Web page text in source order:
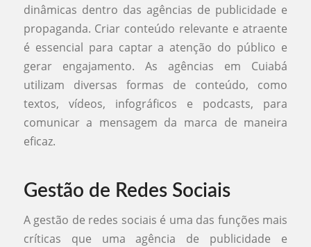
dinâmicas dentro das agências de publicidade e
propaganda. Criar conteúdo relevante e atraente
é essencial para captar a atenção do público e
gerar engajamento. As agências em Cuiabá
utilizam diversas formas de conteúdo, como
textos, vídeos, infográficos e podcasts, para
comunicar a mensagem da marca de maneira
eficaz.
Gestão de Redes Sociais
A gestão de redes sociais é uma das funções mais
críticas que uma agência de publicidade e